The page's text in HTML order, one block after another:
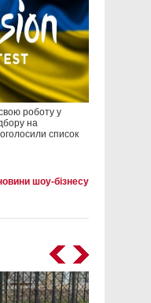
роботу у
на
список
шоу-бізнесу